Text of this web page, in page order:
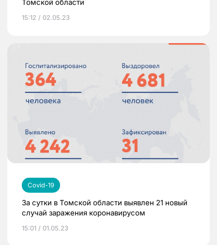
Томской области
15:12 / 02.05.23
Covid-19
За сутки в Томской области выявлен 21 новый
случай заражения коронавирусом
15:01 / 01.05.23